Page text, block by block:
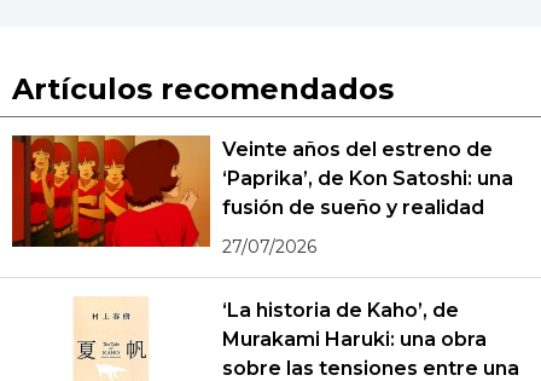
Artículos recomendados
Veinte años del estreno de
‘Paprika’, de Kon Satoshi: una
fusión de sueño y realidad
27/07/2026
‘La historia de Kaho’, de
Murakami Haruki: una obra
sobre las tensiones entre una